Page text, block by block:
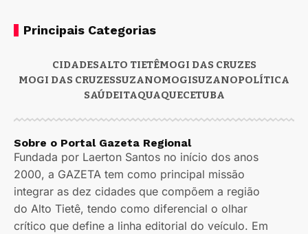
Principais Categorias
CIDADESALTO TIETÊMOGI DAS CRUZES
MOGI DAS CRUZESSUZANOMOGISUZANOPOLÍTICA
SAÚDEITAQUAQUECETUBA
Sobre o Portal Gazeta Regional
Fundada por Laerton Santos no início dos anos
2000, a GAZETA tem como principal missão
integrar as dez cidades que compõem a região
do Alto Tietê, tendo como diferencial o olhar
crítico que define a linha editorial do veículo. Em